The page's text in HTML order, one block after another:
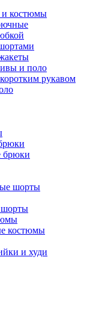
костюмы
и поло
рукавом
брюки
шорты
костюмы
и худи